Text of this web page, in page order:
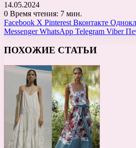
14.05.2024
0 Время чтения: 7 мин.
Facebook X Pinterest Вконтакте
Messenger WhatsApp Telegram Viber
ПОХОЖИЕ СТАТЬИ